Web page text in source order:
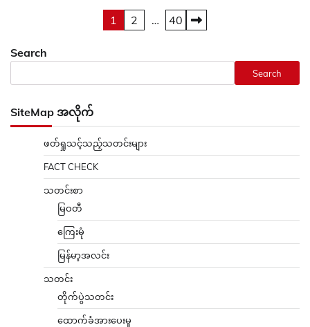
pagination
1 2 … 40
Search
Search
SiteMap အလိုက်
ဖတ်ရှုသင့်သည့်သတင်းများ
FACT CHECK
သတင်းစာ
မြဝတီ
ကြေးမုံ
မြန်မာ့အလင်း
သတင်း
တိုက်ပွဲသတင်း
ထောက်ခံအားပေးမှု